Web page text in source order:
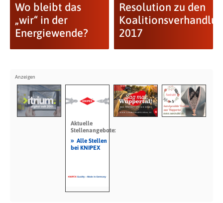
Wo bleibt das
„wir“ in der
Energiewende?
Resolution zu den
2017
Aktuelle
Stellenangebote:
» Alle Stellen
bei KNIPEX